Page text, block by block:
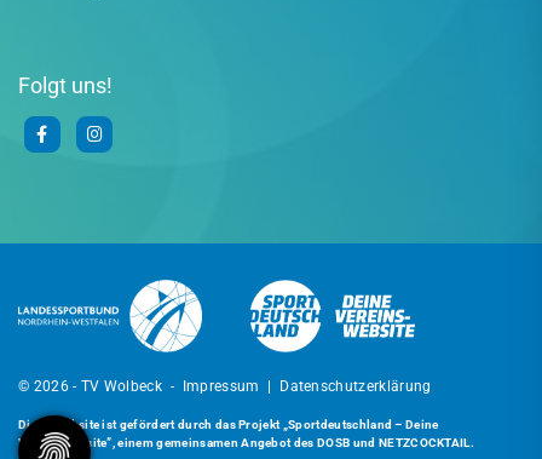
Folgt uns!
© 2026 - TV Wolbeck - Impressum Datenschutzerklärung
Diese Website ist gefördert durch das Projekt„Sportdeutschland – Deine
Vereinswebsite”, einem gemeinsamen Angebot des DOSB und NETZCOCKTAIL.